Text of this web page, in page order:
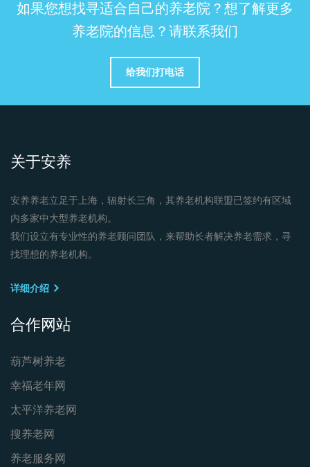
如果您想找寻适合自己的养老院？想了解更多
养老院的信息？请联系我们
给我们打电话
关于安养
安养养老立足于上海，辐射长三角，其养老机构联盟已签约有区域
内多家中大型养老机构。
我们设立有专业性的养老顾问团队，来帮助长者解决养老需求，寻
找理想的养老机构。
详细介绍
合作网站
葫芦树养老
幸福老年网
太平洋养老网
搜养老网
养老服务网